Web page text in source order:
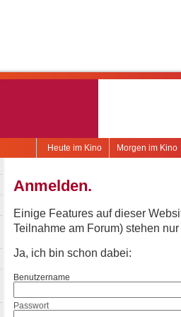
Morgen im Kino
Heute im Kino
Anmelden.
Einige Features auf dieser
Teilnahme am Forum) stehen
Ja, ich bin schon dabei:
Benutzername
Passwort